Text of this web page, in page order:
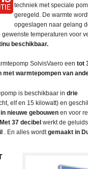
techniek met speciale
geregeld. De warmte
opgeslagen naar gelang
temperaturen voor
beschikbaar.
SolvisVaero eentot
met warmtepompen van
is beschikbaar indrie
elf en 15 kilowatt) en
in nieuwe gebouwen en voor
Met 37 decibelwerkt de
. En alles wordtgemaakt in